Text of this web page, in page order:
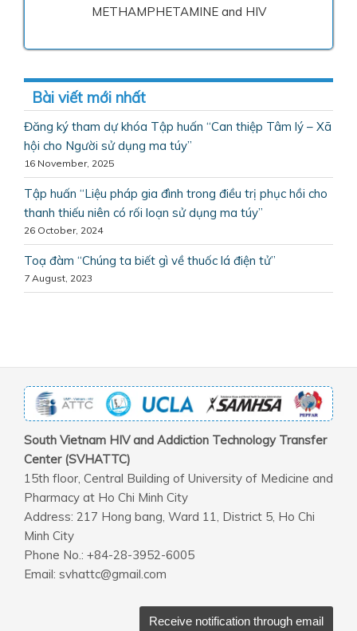
METHAMPHETAMINE and HIV
Bài viết mới nhất
Đăng ký tham dự khóa Tập huấn “Can thiệp Tâm lý – Xã
hội cho Người sử dụng ma túy”
16 November, 2025
Tập huấn “Liệu pháp gia đình trong điều trị phục hồi cho
thanh thiếu niên có rối loạn sử dụng ma túy”
26 October, 2024
Toạ đàm “Chúng ta biết gì về thuốc lá điện tử”
7 August, 2023
South Vietnam HIV and Addiction Technology Transfer
Center (SVHATTC)
15th floor, Central Building of University of Medicine and
Pharmacy at Ho Chi Minh City
Address: 217 Hong bang, Ward 11, District 5, Ho Chi
Minh City
Phone No.: +84-28-3952-6005
Email: svhattc@gmail.com
Receive notification through email